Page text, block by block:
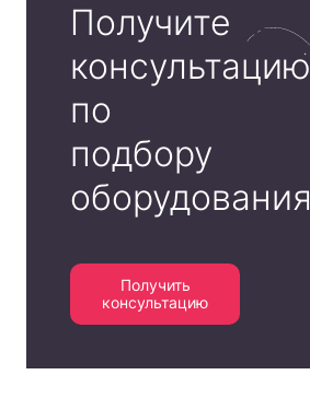
Получите
консультацию
по
подбору
оборудования
Получить
консультацию